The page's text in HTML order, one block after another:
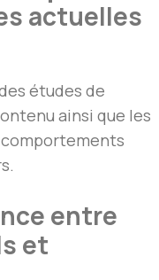
actuelles
études de
ainsi que les
entre
et